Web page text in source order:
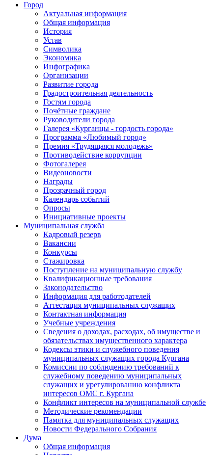
Город
Актуальная информация
Общая информация
История
Устав
Символика
Экономика
Инфографика
Организации
Развитие города
Градостроительная деятельность
Гостям города
Почётные граждане
Руководители города
Галерея «Курганцы - гордость города»
Программа «Любимый город»
Премия «Трудящаяся молодежь»
Противодействие коррупции
Фотогалерея
Видеоновости
Награды
Прозрачный город
Календарь событий
Опросы
Инициативные проекты
Муниципальная служба
Кадровый резерв
Вакансии
Конкурсы
Стажировка
Поступление на муниципальную службу
Квалификационные требования
Законодательство
Информация для работодателей
Аттестация муниципальных служащих
Контактная информация
Учебные учреждения
Сведения о доходах, расходах, об имуществе и
обязательствах имущественного характера
Кодексы этики и служебного поведения
муниципальных служащих города Кургана
Комиссии по соблюдению требований к
служебному поведению муниципальных
служащих и урегулированию конфликта
интересов ОМС г. Кургана
Конфликт интересов на муниципальной службе
Методические рекомендации
Памятка для муниципальных служащих
Новости Федерального Cобрания
Дума
Общая информация